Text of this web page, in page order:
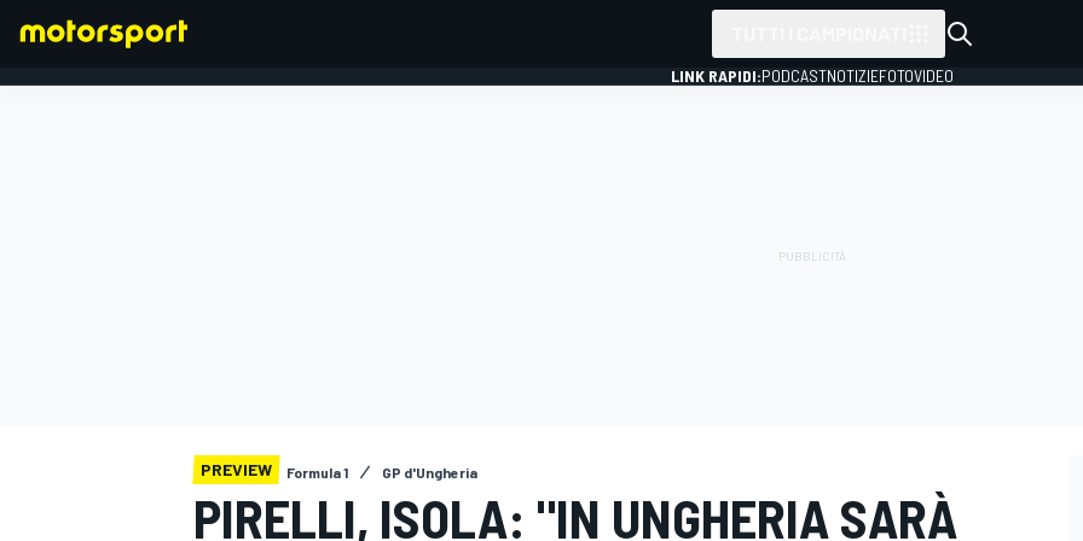
LINK RAPIDI:PODCASTNOTIZIEFOTOVIDEO
PREVIEW Formula 1 GP d'Ungheria
PIRELLI, ISOLA: "IN UNGHERIA SARÀ